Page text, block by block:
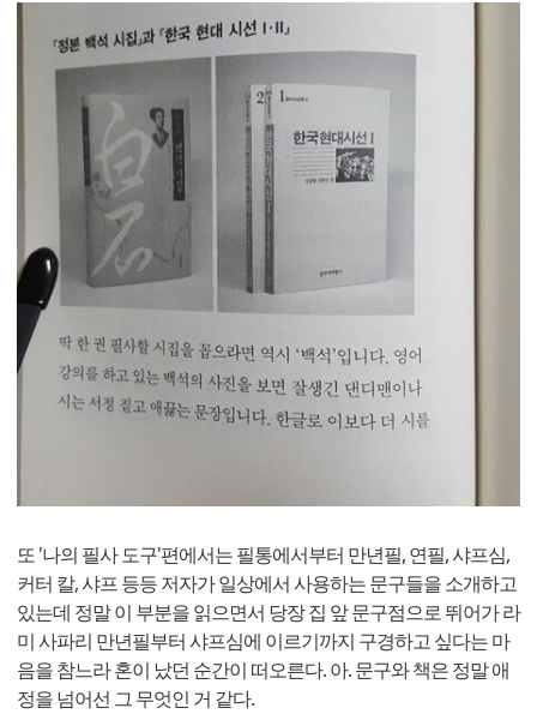
또 '나의 필사 도구'편에서는 필통에서부터 만년필, 연필, 샤프심,
커터 칼, 샤프 등등 저자가 일상에서 사용하는 문구들을 소개하고
있는데 정말 이 부분을 읽으면서 당장 집 앞 문구점으로 뛰어가 라
미 사파리 만년필부터 샤프심에 이르기까지 구경하고 싶다는 마
음을 참느라 혼이 났던 순간이 떠오른다. 아. 문구와 책은 정말 애
정을 넘어선 그 무엇인 거 같다.